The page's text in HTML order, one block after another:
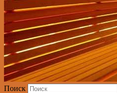
Поиск